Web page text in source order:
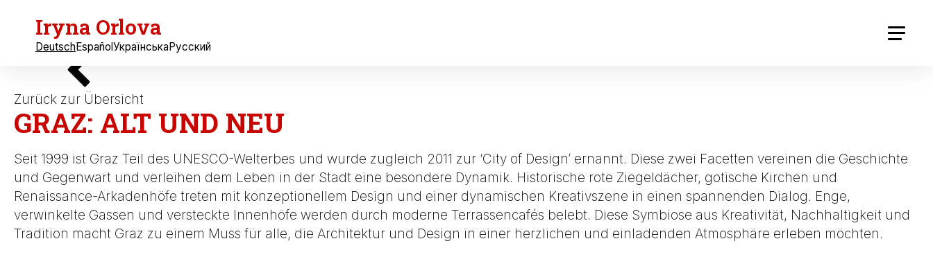
Iryna Orlova
DeutschEspañolУкраїнськаРусский
Zurück zur Übersicht
GRAZ: ALT UND NEU
Seit 1999 ist Graz Teil des UNESCO-Welterbes und wurde zugleich 2011 zur ‘City of Design’ ernannt. Diese zwei Facetten vereinen die Geschichte
und Gegenwart und verleihen dem Leben in der Stadt eine besondere Dynamik. Historische rote Ziegeldächer, gotische Kirchen und
Renaissance-Arkadenhöfe treten mit konzeptionellem Design und einer dynamischen Kreativszene in einen spannenden Dialog. Enge,
verwinkelte Gassen und versteckte Innenhöfe werden durch moderne Terrassencafés belebt. Diese Symbiose aus Kreativität, Nachhaltigkeit und
Tradition macht Graz zu einem Muss für alle, die Architektur und Design in einer herzlichen und einladenden Atmosphäre erleben möchten.